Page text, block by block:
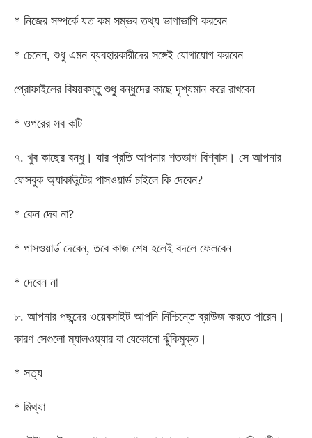
* নিজের সম্পর্কে যত কম সম্ভব তথ্য ভাগাভাগি করবেন
* চেনেন, শুধু এমন ব্যবহারকারীদের সঙ্গেই যোগাযোগ করবেন
প্রোফাইলের বিষয়বস্তু শুধু বন্ধুদের কাছে দৃশ্যমান করে রাখবেন
* ওপরের সব কটি
৭. খুব কাছের বন্ধু। যার প্রতি আপনার শতভাগ বিশ্বাস। সে আপনার
ফেসবুক অ্যাকাউন্টের পাসওয়ার্ড চাইলে কি দেবেন?
* কেন দেব না?
* পাসওয়ার্ড দেবেন, তবে কাজ শেষ হলেই বদলে ফেলবেন
* দেবেন না
৮. আপনার পছন্দের ওয়েবসাইট আপনি নিশ্চিন্তে ব্রাউজ করতে পারেন।
কারণ সেগুলো ম্যালওয়্যার বা যেকোনো ঝুঁকিমুক্ত।
* সত্য
* মিথ্যা